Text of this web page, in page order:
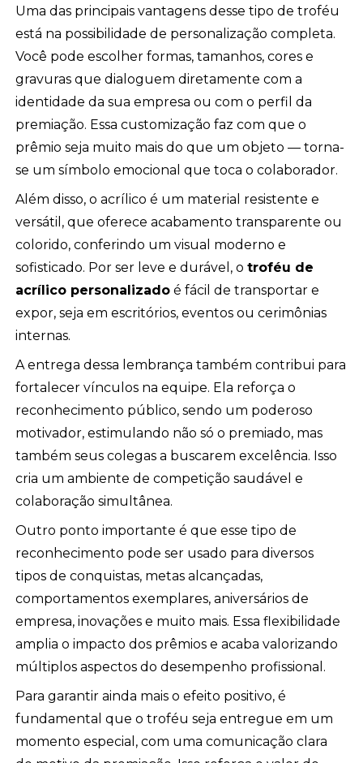
Uma das principais vantagens desse tipo de troféu
está na possibilidade de personalização completa.
Você pode escolher formas, tamanhos, cores e
gravuras que dialoguem diretamente com a
identidade da sua empresa ou com o perfil da
premiação. Essa customização faz com que o
prêmio seja muito mais do que um objeto — torna-
se um símbolo emocional que toca o colaborador.
Além disso, o acrílico é um material resistente e
versátil, que oferece acabamento transparente ou
colorido, conferindo um visual moderno e
sofisticado. Por ser leve e durável, otroféu de
acrílico personalizado é fácil de transportar e
expor, seja em escritórios, eventos ou cerimônias
internas.
A entrega dessa lembrança também contribui para
fortalecer vínculos na equipe. Ela reforça o
reconhecimento público, sendo um poderoso
motivador, estimulando não só o premiado, mas
também seus colegas a buscarem excelência. Isso
cria um ambiente de competição saudável e
colaboração simultânea.
Outro ponto importante é que esse tipo de
reconhecimento pode ser usado para diversos
tipos de conquistas, metas alcançadas,
comportamentos exemplares, aniversários de
empresa, inovações e muito mais. Essa flexibilidade
amplia o impacto dos prêmios e acaba valorizando
múltiplos aspectos do desempenho profissional.
Para garantir ainda mais o efeito positivo, é
fundamental que o troféu seja entregue em um
momento especial, com uma comunicação clara